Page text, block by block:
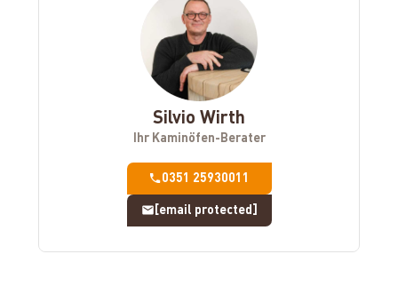
Silvio Wirth
Ihr Kaminöfen-Berater
0351 25930011
[email protected]